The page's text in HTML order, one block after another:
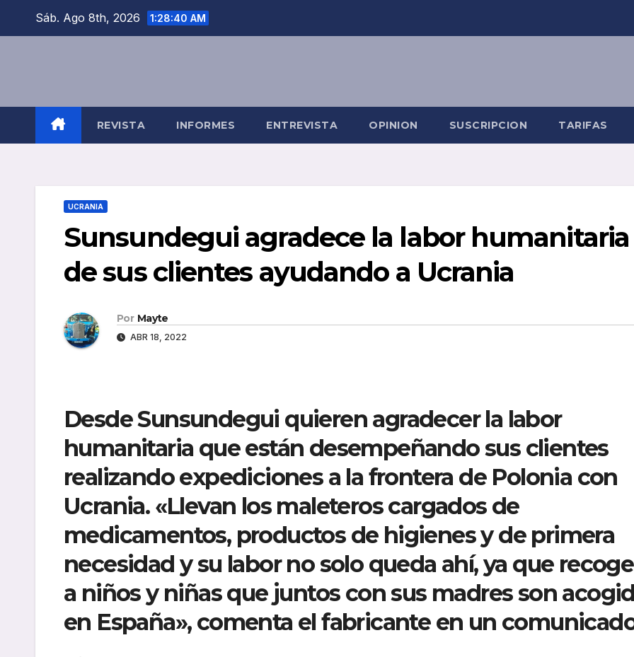
Sáb. Ago 8th, 2026 1:28:41 AM
REVISTA INFORMES ENTREVISTA OPINION SUSCRIPCION TARIFAS
UCRANIA
Sunsundegui agradece la labor humanitaria
de sus clientes ayudando a Ucrania
Por Mayte
ABR 18, 2022
Desde Sunsundegui quieren agradecer la labor
humanitaria que están desempeñando sus clientes
realizando expediciones a la frontera de Polonia con
Ucrania. «Llevan los maleteros cargados de
medicamentos, productos de higienes y de primera
necesidad y su labor no solo queda ahí, ya que
a niños y niñas que juntos con sus madres son
en España», comenta el fabricante en un